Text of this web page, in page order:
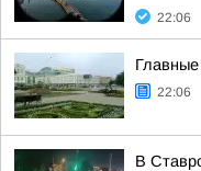
22:06
Главные
22:06
В